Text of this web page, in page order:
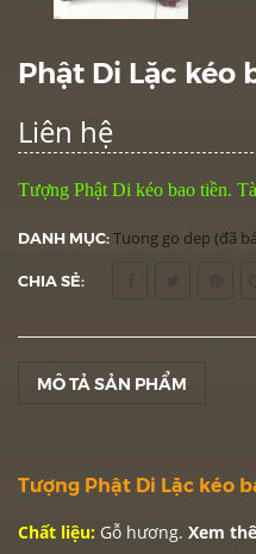
Phật Di Lặc kéo
Liên hệ
Tượng Phật Di kéo bao tiền.
DANH MỤC:Tuong go dep (đã
CHIA SẺ:
MÔ TẢ SẢN PHẨM
Tượng Phật Di Lặc kéo
Chất liệu: Gỗ hương. Xem